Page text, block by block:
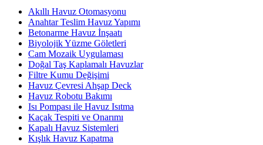
Akıllı Havuz Otomasyonu
Anahtar Teslim Havuz Yapımı
Betonarme Havuz İnşaatı
Biyolojik Yüzme Göletleri
Cam Mozaik Uygulaması
Doğal Taş Kaplamalı Havuzlar
Filtre Kumu Değişimi
Havuz Çevresi Ahşap Deck
Havuz Robotu Bakımı
Isı Pompası ile Havuz Isıtma
Kaçak Tespiti ve Onarımı
Kapalı Havuz Sistemleri
Kışlık Havuz Kapatma